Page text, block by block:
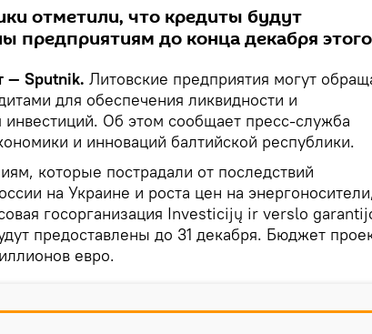
отметили, что кредиты будут
предприятиям до конца декабря
Sputnik. Литовские предприятия могут
для обеспечения ликвидности и
инвестиций. Об этом сообщает пресс-служба
и инноваций балтийской республики.
которые пострадали от последствий
на Украине и роста цен на
госорганизация Investicijų ir verslo
предоставлены до 31 декабря. Бюджет
евро.